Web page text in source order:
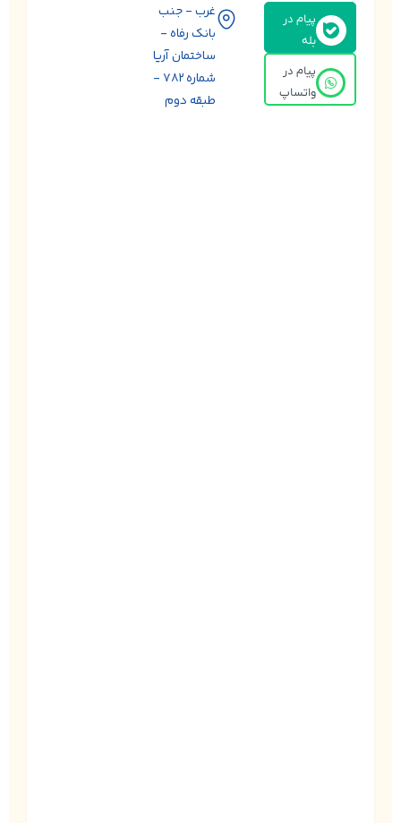
پیام در
بله
پیام در
واتساپ
غرب - جنب
بانک رفاه -
ساختمان آریا
شماره 782 -
طبقه دوم